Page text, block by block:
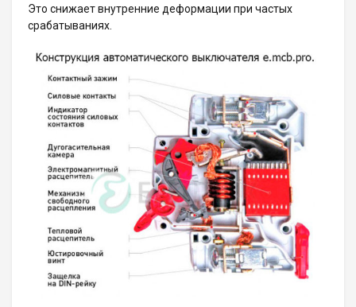
Это снижает внутренние деформации при частых
срабатываниях.